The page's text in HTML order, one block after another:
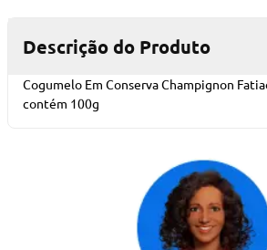
Descrição do Produto
Cogumelo Em Conserva Champignon
contém 100g